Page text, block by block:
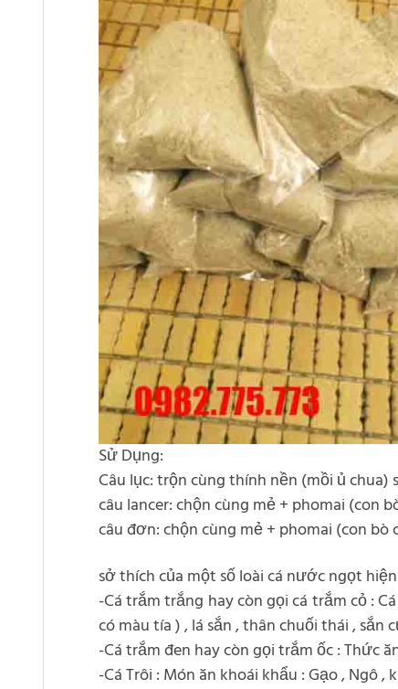
Sử Dụng:
Câu lục: trộn cùng thính nền (mồi ủ chua)
câu lancer: chộn cùng mẻ + phomai (con
câu đơn: chộn cùng mẻ + phomai (con
sở thích của một số loài cá nước ngọt
-Cá trắm trắng hay còn gọi cá trắm cỏ :
có màu tía ) , lá sắn , thân chuối thái , sắn
-Cá trắm đen hay còn gọi trắm ốc : Thức
-Cá Trôi : Món ăn khoái khẩu : Gạo , Ngô